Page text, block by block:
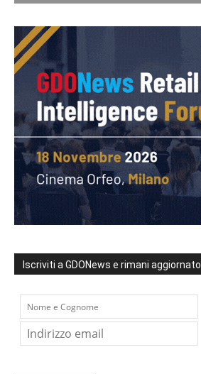
Iscriviti a GDONews e rimani aggiornato